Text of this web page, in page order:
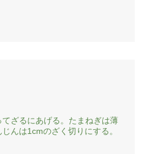
てざるにあげる。たまねぎは薄
んは1cmのざく切りにする。